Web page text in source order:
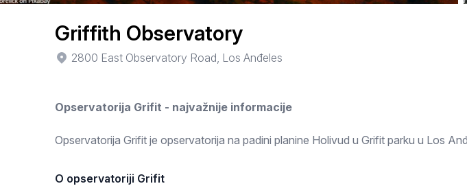
Kikinda Požega
Sremska
Srbobran
Ruma
Sremski Karlovci Kosmaj Golija
Griffith Observatory
2800 East Observatory Road, Los Anđeles
Opservatorija Grifit - najvažnije informacije
Opservatorija Grifit je opservatorija na padini planine Holivud u Grifit parku u Los
O opservatoriji Grifit